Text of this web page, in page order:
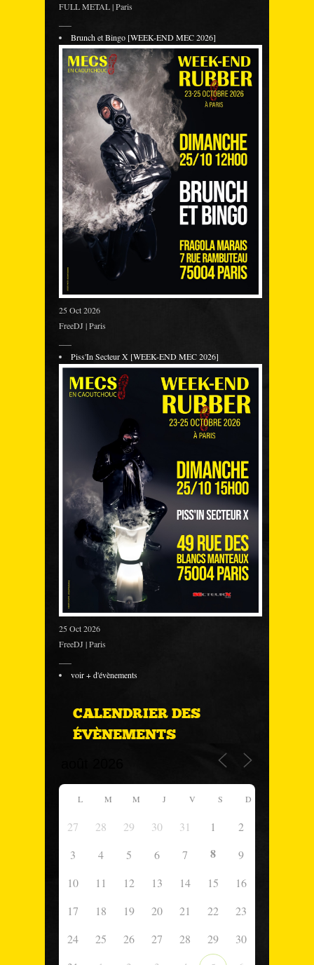
FULL METAL | Paris
Brunch et Bingo [WEEK-END MEC 2026]
25 Oct 2026
FreeDJ | Paris
Piss'In Secteur X [WEEK-END MEC 2026]
25 Oct 2026
FreeDJ | Paris
voir + d'évènements
CALENDRIER DES
ÉVÈNEMENTS
L M M J V S D
27 28 29 30 31 1
2
3
4 5 6 7 8
9
10
11 12 13 14 15
16
17
18 19 20 21 22
23
24
25 26 27 28 29
30